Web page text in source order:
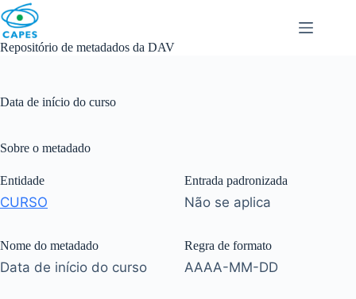
Skip
to
content
Repositório de metadados da DAV
Data de início do curso
Sobre o metadado
Entidade
CURSO
Nome do metadado
Data de início do curso
Entrada padronizada
Não se aplica
Regra de formato
AAAA-MM-DD